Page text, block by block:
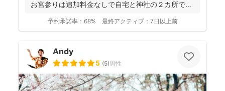
お宮参りは追加料金なしで自宅と神社の２カ所で撮
予約承諾率： 68% 最終アクティブ： 7日以上前
Andy
5 (5)男性